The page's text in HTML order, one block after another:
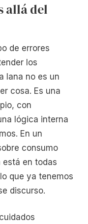
allá del
de errores
los
lana no es un
cosa. Es una
con
lógica interna
En un
consumo
está en todas
que ya tenemos
discurso.